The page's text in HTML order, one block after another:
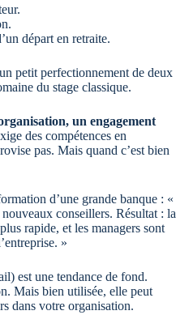
départ en retraite.
petit perfectionnement de deux
du stage classique.
un engagement
des compétences en
pas. Mais quand c’est bien
d’une grande banque : «
conseillers. Résultat : la
rapide, et les managers sont
»
est une tendance de fond.
Mais bien utilisée, elle peut
dans votre organisation.